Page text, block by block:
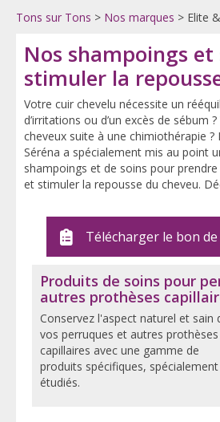
Le salon
Nos marques
Capiplante
Conseils d’utilisation
Marcapar
Elite & Séréna
DSH Application
Contact
Tons sur Tons > Nos marques > Elite
Nos shampoings
stimuler la
Votre cuir chevelu nécessite un
d’irritations ou d’un excès de sébum
cheveux suite à une chimiothérapie ?
Séréna a spécialement mis au point
shampoings et de soins pour
et stimuler la repousse du cheveu.
Télécharger le bon
Produits de soins pour
autres prothèses
Conservez l'aspect naturel et sain
vos perruques et autres prothèses
capillaires avec une gamme de
produits spécifiques, spécialement
étudiés.